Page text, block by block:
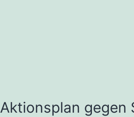
Aktionsplan gegen